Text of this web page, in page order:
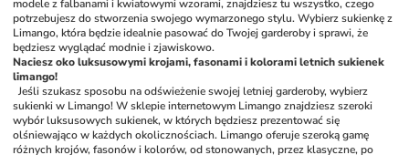
modele z falbanami i kwiatowymi wzorami, znajdziesz tu wszystko, czego
potrzebujesz do stworzenia swojego wymarzonego stylu. Wybierz sukienkę z
Limango, która będzie idealnie pasować do Twojej garderoby i sprawi, że
będziesz wyglądać modnie i zjawiskowo.
Naciesz oko luksusowymi krojami, fasonami i kolorami letnich sukienek
limango!
Jeśli szukasz sposobu na odświeżenie swojej letniej garderoby, wybierz
sukienki w Limango! W sklepie internetowym Limango znajdziesz szeroki
wybór luksusowych sukienek, w których będziesz prezentować się
olśniewająco w każdych okolicznościach. Limango oferuje szeroką gamę
różnych krojów, fasonów i kolorów, od stonowanych, przez klasyczne, po